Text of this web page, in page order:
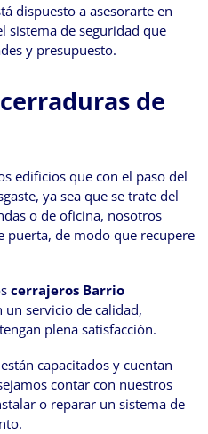
dispuesto a asesorarte en
sistema de seguridad que
y presupuesto.
de
edificios que con el paso del
ya sea que se trate del
o de oficina, nosotros
puerta, de modo que recupere
cerrajeros Barrio
un servicio de calidad,
plena satisfacción.
capacitados y cuentan
contar con nuestros
o reparar un sistema de